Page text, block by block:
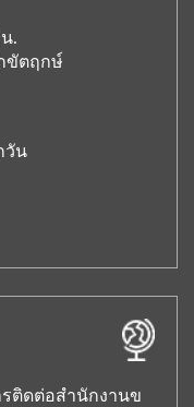
.
ขัตฤกษ์
วัน
ติดต่อสำนักงานข